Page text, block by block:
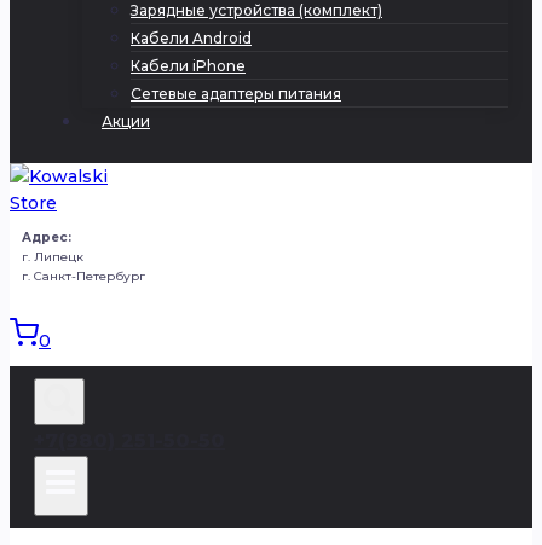
Зарядные устройства (комплект)
Кабели Android
Кабели iPhone
Сетевые адаптеры питания
Акции
Адрес:
г. Липецк
г. Санкт-Петербург
0